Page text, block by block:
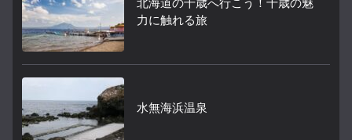
北海道の千歳へ行こう！千歳の魅
力に触れる旅
水無海浜温泉